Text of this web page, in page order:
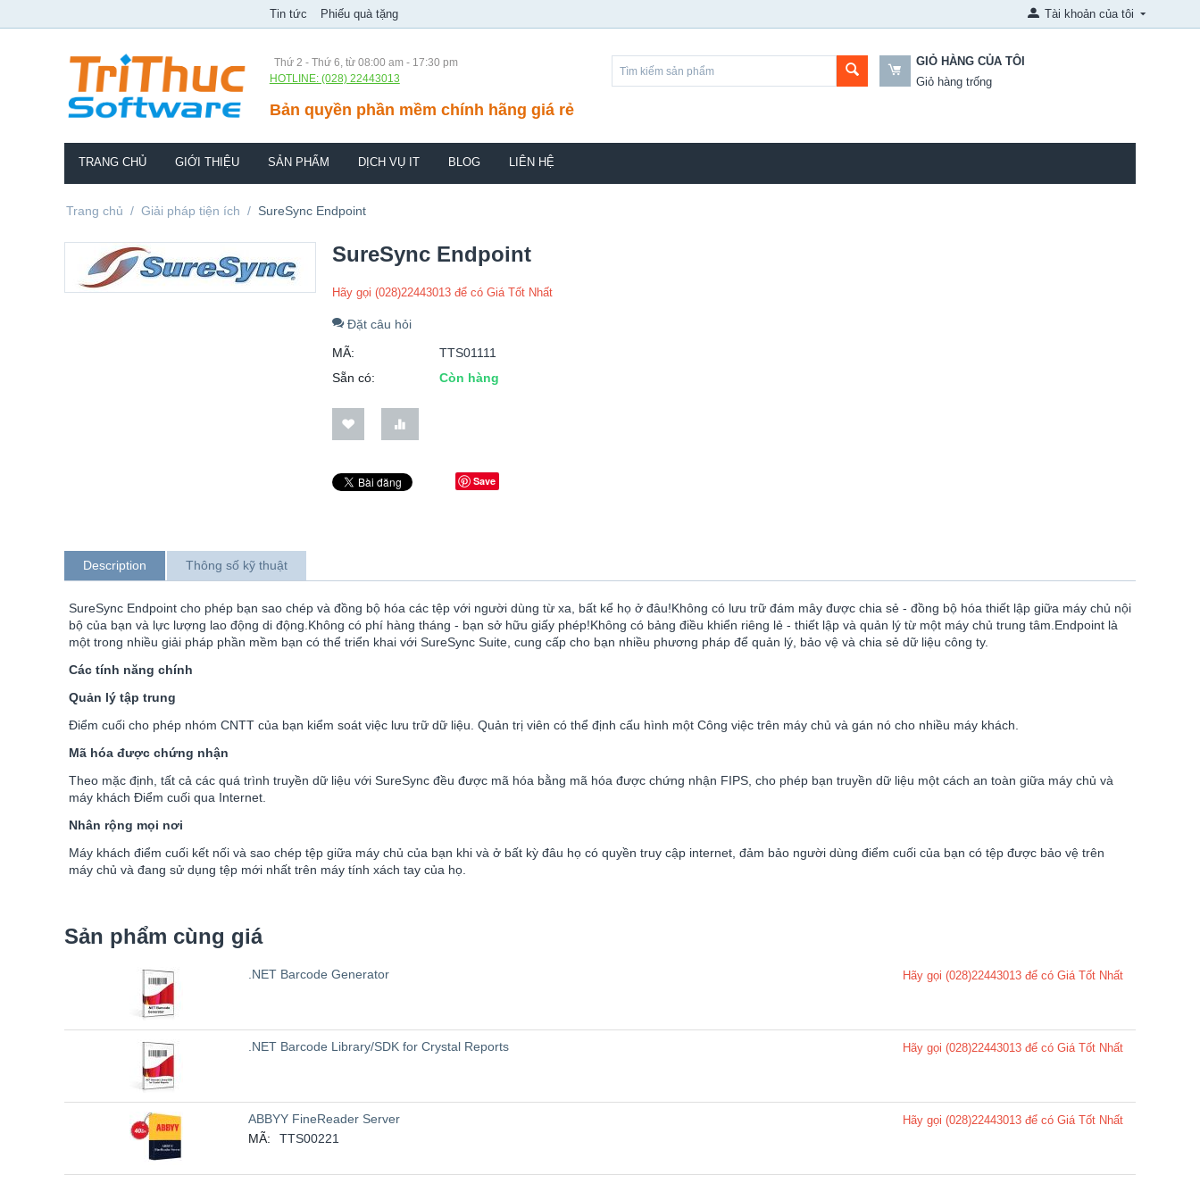
Tin tức Phiếu quà tặng Tài khoản của tôi
Thứ 2 - Thứ 6, từ 08:00 am - 17:30 pm
HOTLINE: (028) 22443013
Bản quyền phần mềm chính hãng giá rẻ
GIỎ HÀNG CỦA TÔI
Giỏ hàng trống
TRANG CHỦ GIỚI THIỆU SẢN PHẨM DỊCH VỤ IT BLOG LIÊN HỆ
Trang chủ / Giải pháp tiện ích / SureSync Endpoint
SureSync Endpoint
Hãy gọi (028)22443013 để có Giá Tốt Nhất
Đặt câu hỏi
MÃ:
TTS01111
Sẵn có:
Còn hàng
Save
Description Thông số kỹ thuật
SureSync Endpoint cho phép bạn sao chép và đồng bộ hóa các tệp với người dùng từ xa, bất kể họ ở đâu!Không có lưu trữ đám mây được chia sẻ - đồng bộ hóa thiết lập giữa máy chủ nội
bộ của bạn và lực lượng lao động di động.Không có phí hàng tháng - bạn sở hữu giấy phép!Không có bảng điều khiển riêng lẻ - thiết lập và quản lý từ một máy chủ trung tâm.Endpoint là
một trong nhiều giải pháp phần mềm bạn có thể triển khai với SureSync Suite, cung cấp cho bạn nhiều phương pháp để quản lý, bảo vệ và chia sẻ dữ liệu công ty.
Các tính năng chính
Quản lý tập trung
Điểm cuối cho phép nhóm CNTT của bạn kiểm soát việc lưu trữ dữ liệu. Quản trị viên có thể định cấu hình một Công việc trên máy chủ và gán nó cho nhiều máy khách.
Mã hóa được chứng nhận
Theo mặc định, tất cả các quá trình truyền dữ liệu với SureSync đều được mã hóa bằng mã hóa được chứng nhận FIPS, cho phép bạn truyền dữ liệu một cách an toàn giữa máy chủ và
máy khách Điểm cuối qua Internet.
Nhân rộng mọi nơi
Máy khách điểm cuối kết nối và sao chép tệp giữa máy chủ của bạn khi và ở bất kỳ đâu họ có quyền truy cập internet, đảm bảo người dùng điểm cuối của bạn có tệp được bảo vệ trên
máy chủ và đang sử dụng tệp mới nhất trên máy tính xách tay của họ.
Sản phẩm cùng giá
.NET Barcode Generator Hãy gọi (028)22443013 để có Giá Tốt Nhất
.NET Barcode Library/SDK for Crystal Reports Hãy gọi (028)22443013 để có Giá Tốt Nhất
ABBYY FineReader Server
MÃ:
TTS00221
Hãy gọi (028)22443013 để có Giá Tốt Nhất